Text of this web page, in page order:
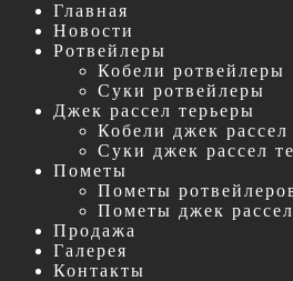
Главная
Новости
Ротвейлеры
Кобели ротвейлеры
Суки ротвейлеры
Джек рассел терьеры
Кобели джек рассел
Суки джек рассел
Пометы
Пометы
Пометы джек рассел
Продажа
Галерея
Контакты